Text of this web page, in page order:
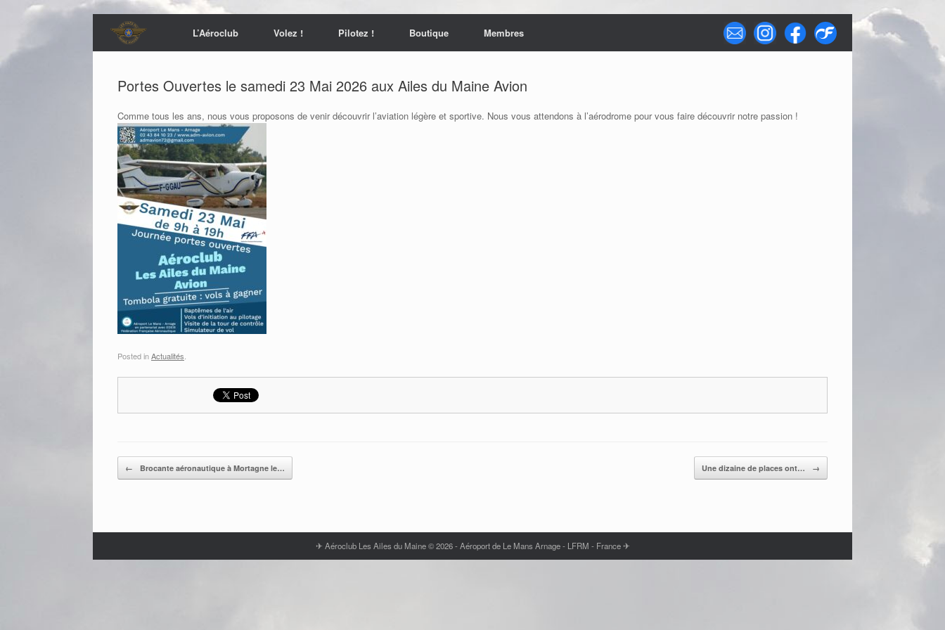
L’Aéroclub Volez ! Pilotez ! Boutique Membres
Portes Ouvertes le samedi 23 Mai 2026 aux Ailes du Maine Avion
Comme tous les ans, nous vous proposons de venir découvrir l’aviation légère et sportive. Nous vous attendons à l’aérodrome pour vous faire découvrir notre passion !
Posted inActualités
Post navigation
← Brocante aéronautique à Mortagne le… Une dizaine de places ont… →
✈ Aéroclub Les Ailes du Maine © 2026 - Aéroport de Le Mans Arnage - LFRM - France ✈